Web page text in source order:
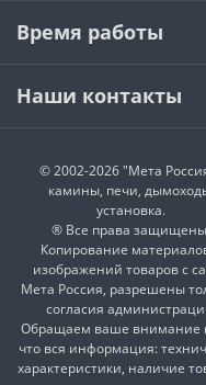
Время работы
Наши контакты
© 2002-2026 "Мета
камины, печи,
установка.
® Все права
Копирование
изображений товаров с
Мета Россия, разрешены
согласия
Обращаем ваше внимание
что вся информация:
характеристики, наличие